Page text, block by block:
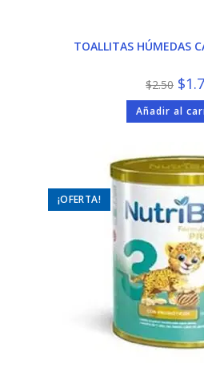
TOALLITAS HÚMEDAS
$2.50 El
era:
$
Añadir al
¡OFERTA!